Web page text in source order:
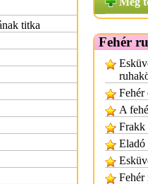
titka
Fehér
Fehér
A
Frakk
Eladó
Fehér